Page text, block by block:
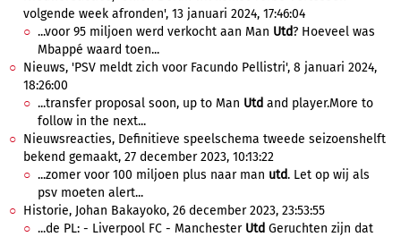
volgende week afronden', 13 januari 2024, 17:46:04
...voor 95 miljoen werd verkocht aan Man Utd? Hoeveel was
Mbappé waard toen...
Nieuws, 'PSV meldt zich voor Facundo Pellistri', 8 januari 2024,
18:26:00
...transfer proposal soon, up to Man Utd and player.More to
follow in the next...
Nieuwsreacties, Definitieve speelschema tweede seizoenshelft
bekend gemaakt, 27 december 2023, 10:13:22
...zomer voor 100 miljoen plus naar man utd. Let op wij als
psv moeten alert...
Historie, Johan Bakayoko, 26 december 2023, 23:53:55
...de PL: - Liverpool FC - Manchester Utd Geruchten zijn dat